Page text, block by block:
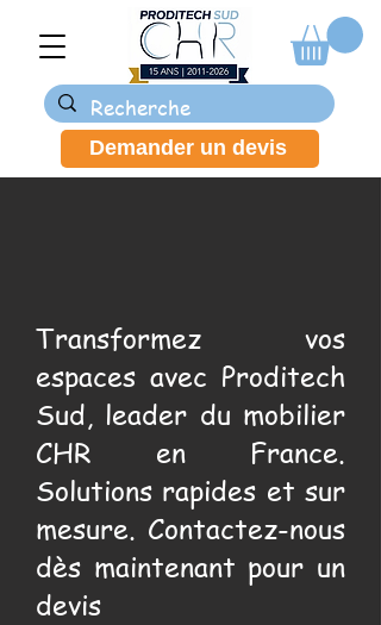
Demander un devis
Transformez vos
espaces avec Proditech
Sud, leader du mobilier
CHR en France.
Solutions rapides et sur
mesure. Contactez-nous
dès maintenant pour un
devis